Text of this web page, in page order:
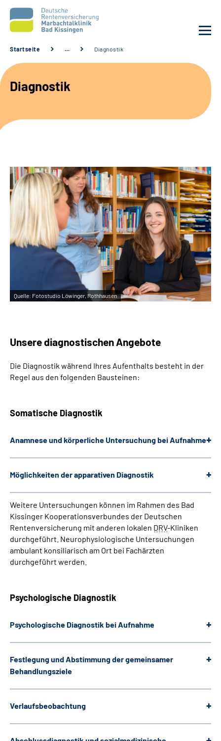
Unsere Klinik
Unsere Angebote
Service
Sozialdienste & Zuweisende
Suche
Leichte Sprache
Gebärdensprache
Startseite … Diagnostik
Diagnostik
Quelle: Fotostudio Löwinger, Rothhausen
Unsere diagnostischen Angebote
Die Diagnostik während Ihres Aufenthalts besteht in der
Regel aus den folgenden Bausteinen:
Somatische Diagnostik
Anamnese und körperliche Untersuchung bei Aufnahme
Möglichkeiten der apparativen Diagnostik
Weitere Untersuchungen können im Rahmen des Bad
Kissinger Kooperationsverbundes der Deutschen
Rentenversicherung mit anderen lokalen DRV-Kliniken
durchgeführt. Neurophysiologische Untersuchungen
ambulant konsiliarisch am Ort bei Fachärzten
durchgeführt werden.
Psychologische Diagnostik
Psychologische Diagnostik bei Aufnahme
Festlegung und Abstimmung der gemeinsamer
Behandlungsziele
Verlaufsbeobachtung